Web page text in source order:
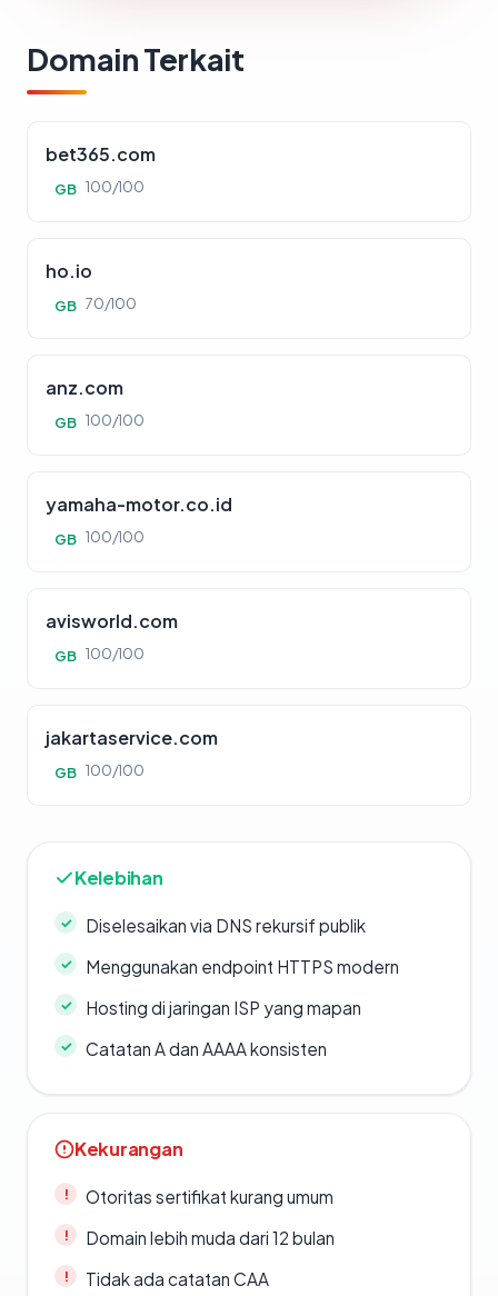
Domain Terkait
bet365.com
GB 100/100
ho.io
GB 70/100
anz.com
GB 100/100
yamaha-motor.co.id
GB 100/100
avisworld.com
GB 100/100
jakartaservice.com
GB 100/100
Kelebihan
Diselesaikan via DNS rekursif publik
Menggunakan endpoint HTTPS modern
Hosting di jaringan ISP yang mapan
Catatan A dan AAAA konsisten
Kekurangan
Otoritas sertifikat kurang umum
Domain lebih muda dari 12 bulan
Tidak ada catatan CAA